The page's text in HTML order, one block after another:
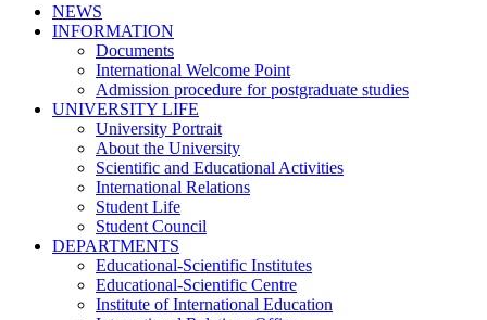
NEWS
INFORMATION
Documents
International Welcome Point
Admission procedure for postgraduate studies
UNIVERSITY LIFE
University Portrait
About the University
Scientific and Educational Activities
International Relations
Student Life
Student Council
DEPARTMENTS
Educational-Scientific Institutes
Educational-Scientific Centre
Institute of International Education